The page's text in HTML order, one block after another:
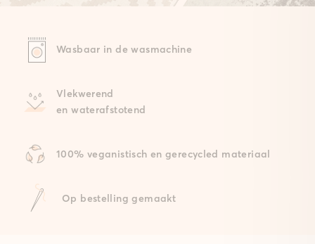
Wasbaar in de wasmachine
Vlekwerend
en waterafstotend
100% veganistisch en gerecycled materiaal
Op bestelling gemaakt